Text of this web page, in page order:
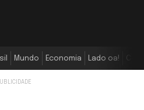
Mundo Economia Lado oa!